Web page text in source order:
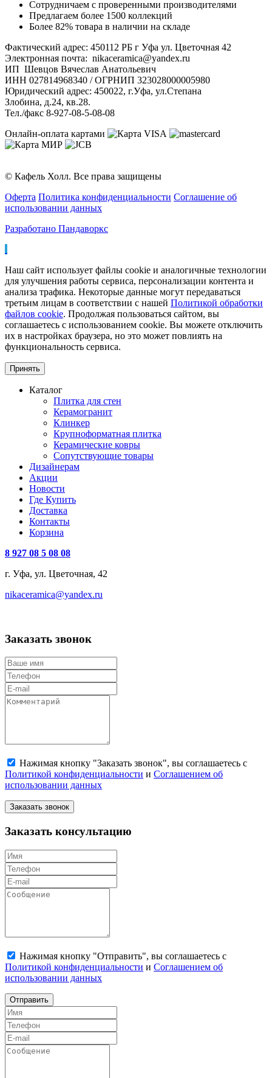
Сотрудничаем с проверенными производителями
Предлагаем более 1500 коллекций
Более 82% товара в наличии на складе
Фактический адрес: 450112 РБ г Уфа ул. Цветочная 42
Электронная почта: nikaceramica@yandex.ru
ИП Шевцов Вячеслав Анатольевич
ИНН 027814968340 / ОГРНИП 323028000005980
Юридический адрес: 450022, г.Уфа, ул.Степана
Злобина, д.24, кв.28.
Тел./факс 8-927-08-5-08-08
Онлайн-оплата картами
© Кафель Холл. Все права защищены
Оферта Политика конфиденциальности Соглашение об
использовании данных
Разработано Пандаворкс
Наш сайт использует файлы cookie и аналогичные технологии
для улучшения работы сервиса, персонализации контента и
анализа трафика. Некоторые данные могут передаваться
третьим лицам в соответствии с нашей Политикой обработки
файлов cookie. Продолжая пользоваться сайтом, вы
соглашаетесь с использованием cookie. Вы можете отключить
их в настройках браузера, но это может повлиять на
функциональность сервиса.
Принять
Каталог
Плитка для стен
Керамогранит
Клинкер
Крупноформатная плитка
Керамические ковры
Сопутствующие товары
Дизайнерам
Акции
Новости
Где Купить
Доставка
Контакты
Корзина
8 927 08 5 08 08
г. Уфа, ул. Цветочная, 42
nikaceramica@yandex.ru
Заказать звонок
Нажимая кнопку "Заказать звонок", вы соглашаетесь с
Политикой конфиденциальности и Соглашением об
использовании данных
Заказать звонок
Заказать консультацию
Нажимая кнопку "Отправить", вы соглашаетесь с
Политикой конфиденциальности и Соглашением об
использовании данных
Отправить